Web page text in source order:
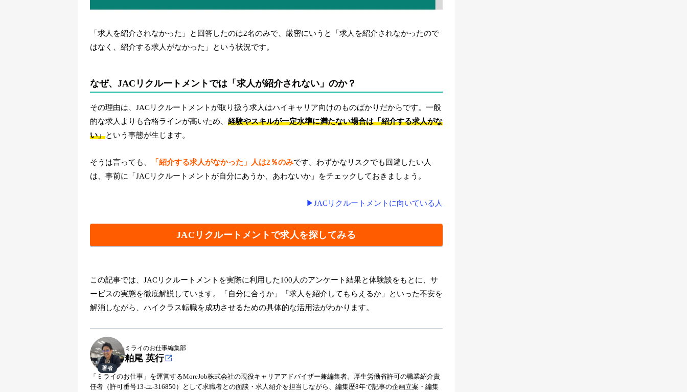
「求人を紹介されなかった」と回答したのは2名のみで、厳密にいうと「求人を紹介されなかったので
はなく、紹介する求人がなかった」という状況です。
なぜ、JACリクルートメントでは「求人が紹介されない」のか？
その理由は、JACリクルートメントが取り扱う求人はハイキャリア向けのものばかりだからです。一般
的な求人よりも合格ラインが高いため、 経験やスキルが一定水準に満たない場合は「紹介する求人がな
い」という事態が生じます。
そうは言っても、 「紹介する求人がなかった」人は2％のみです。わずかなリスクでも回避したい人
は、事前に「JACリクルートメントが自分にあうか、あわないか」をチェックしておきましょう。
▶JACリクルートメントに向いている人
JACリクルートメントで求人を探してみる
この記事では、JACリクルートメントを実際に利用した100人のアンケート結果と体験談をもとに、サ
ービスの実態を徹底解説しています。「自分に合うか」「求人を紹介してもらえるか」といった不安を
解消しながら、ハイクラス転職を成功させるための具体的な活用法がわかります。
著者
ミライのお仕事編集部
粕尾 英行
「ミライのお仕事」を運営するMoreJob株式会社の現役キャリアアドバイザー兼編集者。厚生労働省許可の職業紹介責
任者（許可番号13-ユ-316850）として求職者との面談・求人紹介を担当しながら、編集歴8年で記事の企画立案・編集